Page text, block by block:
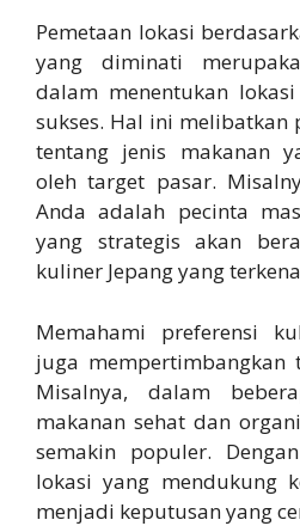
Pemetaan lokasi
yang diminati
dalam menentukan
sukses. Hal ini melibatkan
tentang jenis makanan
oleh target pasar.
Anda adalah pecinta
yang strategis akan
kuliner Jepang yang
Memahami preferensi
juga
Misalnya, dalam
makanan sehat dan
semakin populer.
lokasi yang mendukung
menjadi keputusan yang